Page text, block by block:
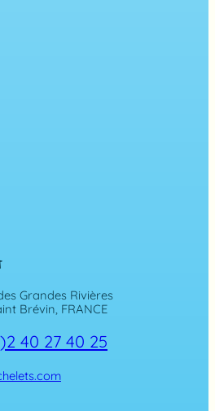
Grandes Rivières
Brévin, FRANCE
40 27 40 25